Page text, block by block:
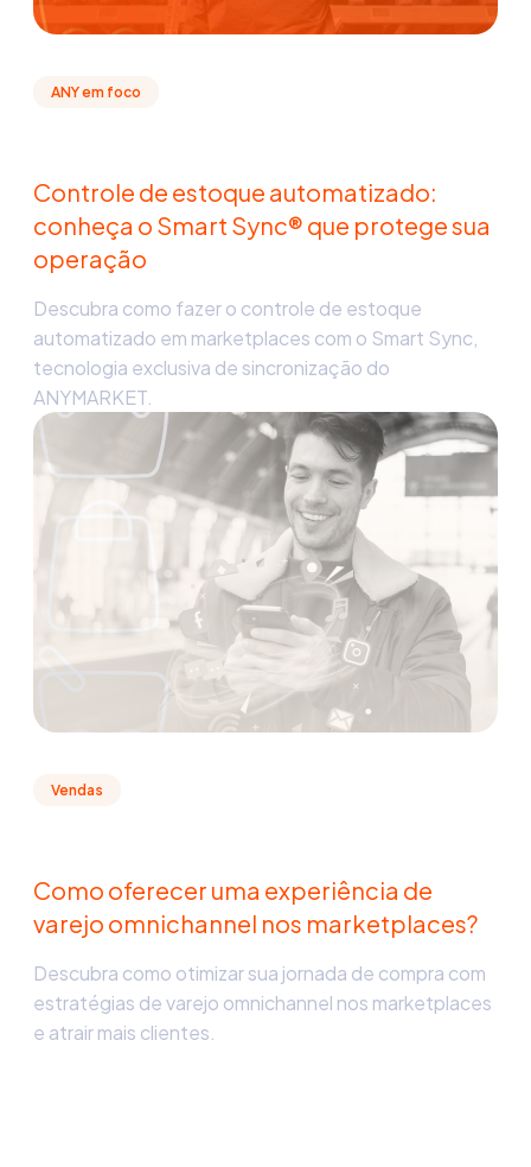
ANY em foco
Controle de estoque automatizado:
conheça o Smart Sync® que protege sua
operação
Descubra como fazer o controle de estoque
automatizado em marketplaces com o Smart Sync,
tecnologia exclusiva de sincronização do
ANYMARKET.
Vendas
Como oferecer uma experiência de
varejo omnichannel nos marketplaces?
Descubra como otimizar sua jornada de compra com
estratégias de varejo omnichannel nos marketplaces
e atrair mais clientes.